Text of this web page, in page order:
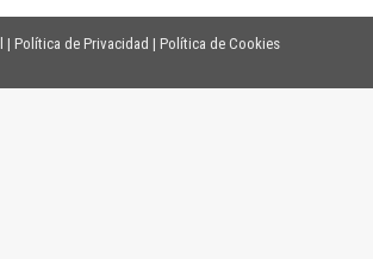
| Política de Privacidad | Política de Cookies